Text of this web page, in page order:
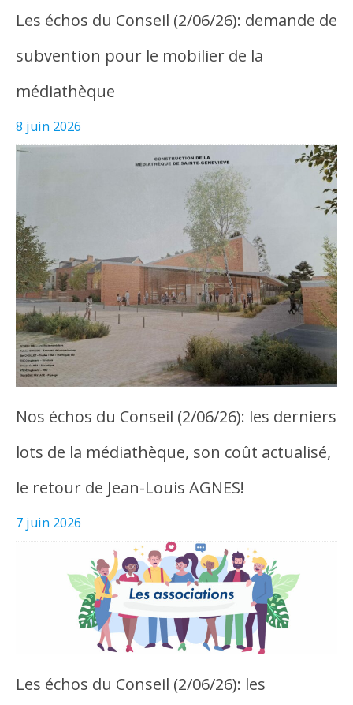
Les échos du Conseil (2/06/26): demande de
subvention pour le mobilier de la
médiathèque
8 juin 2026
Nos échos du Conseil (2/06/26): les derniers
lots de la médiathèque, son coût actualisé,
le retour de Jean-Louis AGNES!
7 juin 2026
Les échos du Conseil (2/06/26): les